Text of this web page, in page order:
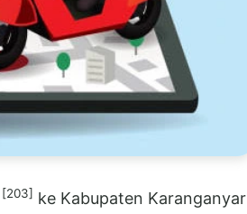
[203] ke Kabupaten Karanganyar